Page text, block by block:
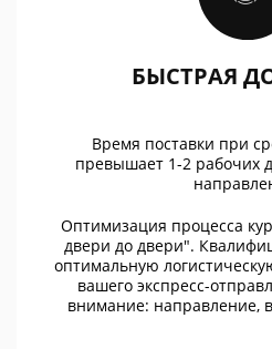
БЫСТРАЯ
Время поставки при
превышает 1-2 рабочих
Оптимизация процесса
двери до двери".
оптимальную
вашего экспресс-
внимание: направление,